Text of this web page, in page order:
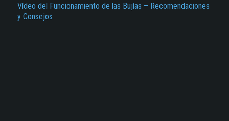
Vídeo del Funcionamiento de las Bujías – Recomendaciones
y Consejos